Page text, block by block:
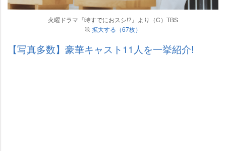
火曜ドラマ『時すでにおスシ!?』より（C）TBS
拡大する（67枚）
【写真多数】豪華キャスト11人を一挙紹介!